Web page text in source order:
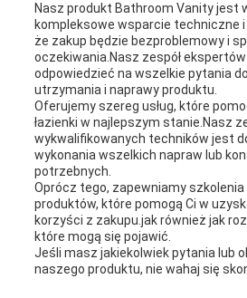
Nasz produkt Bathroom Vanity jest
kompleksowe wsparcie techniczne i
że zakup będzie bezproblemowy i
oczekiwania.Nasz zespół
odpowiedzieć na wszelkie pytania
utrzymania i naprawy produktu.
Oferujemy szereg usług, które
łazienki w najlepszym stanie.Nasz
wykwalifikowanych techników jest
wykonania wszelkich napraw lub
potrzebnych.
Oprócz tego, zapewniamy szkolenia
produktów, które pomogą Ci w
korzyści z zakupu.jak również jak
które mogą się pojawić.
Jeśli masz jakiekolwiek pytania lub
naszego produktu, nie wahaj się